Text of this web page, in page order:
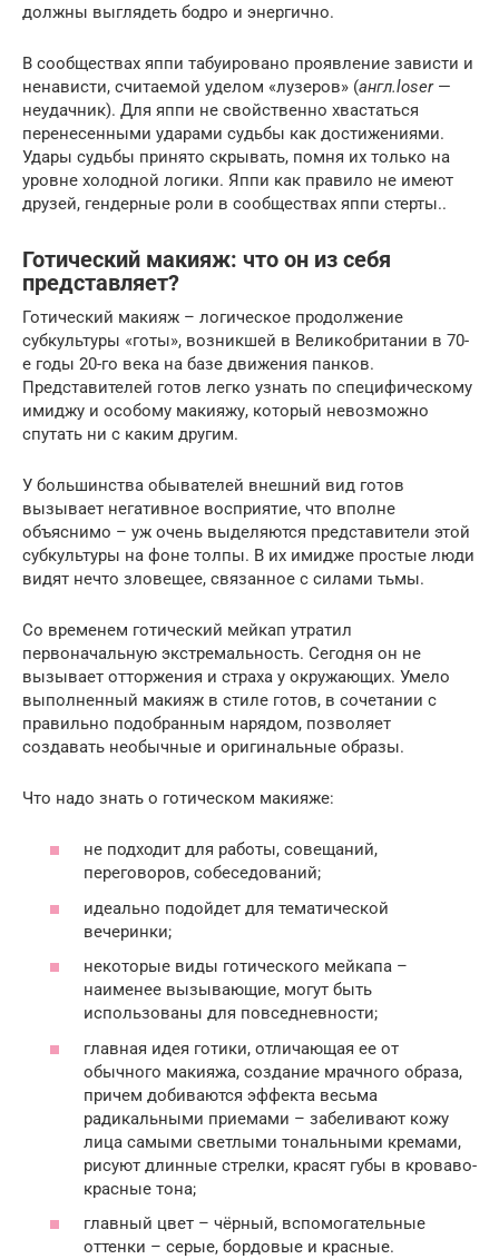
должны выглядеть бодро и энергично.
В сообществах яппи табуировано проявление зависти и
ненависти, считаемой уделом «лузеров» (англ.loser—
неудачник). Для яппи не свойственно хвастаться
перенесенными ударами судьбы как достижениями.
Удары судьбы принято скрывать, помня их только на
уровне холодной логики. Яппи как правило не имеют
друзей, гендерные роли в сообществах яппи стерты..
Готический макияж: что он из себя
представляет?
Готический макияж – логическое продолжение
субкультуры «готы», возникшей в Великобритании в 70-
е годы 20-го века на базе движения панков.
Представителей готов легко узнать по специфическому
имиджу и особому макияжу, который невозможно
спутать ни с каким другим.
У большинства обывателей внешний вид готов
вызывает негативное восприятие, что вполне
объяснимо – уж очень выделяются представители этой
субкультуры на фоне толпы. В их имидже простые люди
видят нечто зловещее, связанное с силами тьмы.
Со временем готический мейкап утратил
первоначальную экстремальность. Сегодня он не
вызывает отторжения и страха у окружающих. Умело
выполненный макияж в стиле готов, в сочетании с
правильно подобранным нарядом, позволяет
создавать необычные и оригинальные образы.
Что надо знать о готическом макияже:
не подходит для работы, совещаний,
переговоров, собеседований;
идеально подойдет для тематической
вечеринки;
некоторые виды готического мейкапа –
наименее вызывающие, могут быть
использованы для повседневности;
главная идея готики, отличающая ее от
обычного макияжа, создание мрачного образа,
причем добиваются эффекта весьма
радикальными приемами – забеливают кожу
лица самыми светлыми тональными кремами,
рисуют длинные стрелки, красят губы в кроваво-
красные тона;
главный цвет – чёрный, вспомогательные
оттенки – серые, бордовые и красные.